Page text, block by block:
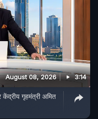
August 08, 2026 3:14
गृहमंत्री अमित